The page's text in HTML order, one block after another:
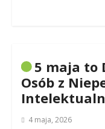
5 maja to
Osób z
4 maja, 2026